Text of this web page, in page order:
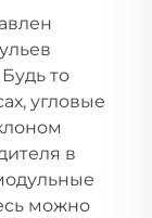
то
угловые
в
можно